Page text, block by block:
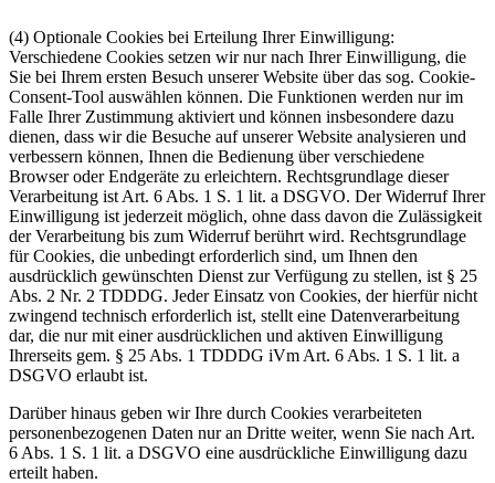
(4) Optionale Cookies bei Erteilung Ihrer Einwilligung:
Verschiedene Cookies setzen wir nur nach Ihrer Einwilligung, die
Sie bei Ihrem ersten Besuch unserer Website über das sog. Cookie-
Consent-Tool auswählen können. Die Funktionen werden nur im
Falle Ihrer Zustimmung aktiviert und können insbesondere dazu
dienen, dass wir die Besuche auf unserer Website analysieren und
verbessern können, Ihnen die Bedienung über verschiedene
Browser oder Endgeräte zu erleichtern. Rechtsgrundlage dieser
Verarbeitung ist Art. 6 Abs. 1 S. 1 lit. a DSGVO. Der Widerruf Ihrer
Einwilligung ist jederzeit möglich, ohne dass davon die Zulässigkeit
der Verarbeitung bis zum Widerruf berührt wird. Rechtsgrundlage
für Cookies, die unbedingt erforderlich sind, um Ihnen den
ausdrücklich gewünschten Dienst zur Verfügung zu stellen, ist § 25
Abs. 2 Nr. 2 TDDDG. Jeder Einsatz von Cookies, der hierfür nicht
zwingend technisch erforderlich ist, stellt eine Datenverarbeitung
dar, die nur mit einer ausdrücklichen und aktiven Einwilligung
Ihrerseits gem. § 25 Abs. 1 TDDDG iVm Art. 6 Abs. 1 S. 1 lit. a
DSGVO erlaubt ist.
Darüber hinaus geben wir Ihre durch Cookies verarbeiteten
personenbezogenen Daten nur an Dritte weiter, wenn Sie nach Art.
6 Abs. 1 S. 1 lit. a DSGVO eine ausdrückliche Einwilligung dazu
erteilt haben.